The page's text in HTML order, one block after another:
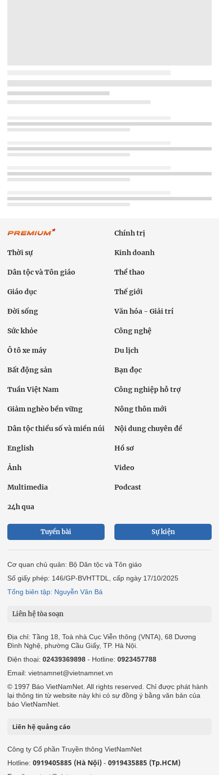
Chính trị
Thời sự Kinh doanh
Dân tộc và Tôn giáo Thể thao
Giáo dục Thế giới
Đời sống Văn hóa - Giải trí
Sức khỏe Công nghệ
Ô tô xe máy Du lịch
Bất động sản Bạn đọc
Tuần Việt Nam Công nghiệp hỗ trợ
Giảm nghèo bền vững Nông thôn mới
Dân tộc thiểu số và miền núi Nội dung chuyên đề
English Hồ sơ
Ảnh Video
Multimedia Podcast
24h qua
Tuyến bài Sự kiện
Cơ quan chủ quản: Bộ Dân tộc và Tôn giáo
Số giấy phép: 146/GP-BVHTTDL, cấp ngày 17/10/2025
Tổng biên tập: Nguyễn Văn Bá
Liên hệ tòa soạn
Địa chỉ: Tầng 18, Toà nhà Cục Viễn thông (VNTA), 68 Dương
Đình Nghệ, phường Cầu Giấy, TP. Hà Nội.
Điện thoại: 02439369898 - Hotline: 0923457788
Email: vietnamnet@vietnamnet.vn
© 1997 Báo VietNamNet. All rights reserved. Chỉ được phát hành
lại thông tin từ website này khi có sự đồng ý bằng văn bản của
báo VietNamNet.
Liên hệ quảng cáo
Công ty Cổ phần Truyền thông VietNamNet
Hotline: 0919405885 (Hà Nội) - 0919435885 (Tp.HCM)